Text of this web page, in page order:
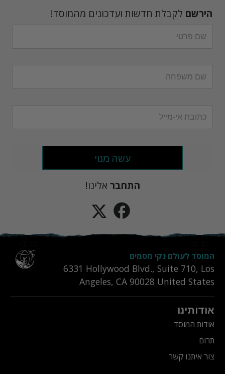
הירשם לקבלת חדשות ועדכונים מהמוסד!
עשה מנוי
התחבר אלינו!
המוסד לעולם נקי מסמים
6331‎ Hollywood Blvd., Suite 710, Los
Angeles, CA 90028 United States
אודותינו
אודות המוסד
תרום
צור איתנו קשר